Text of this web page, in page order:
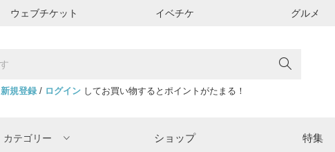
ウェブチケット イベチケ グルメ
新規登録/ ログインしてお買い物するとポイントがたまる！
カテゴリー ショップ 特集